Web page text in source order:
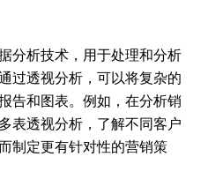
分析技术，用于处理和分析
过透视分析，可以将复杂的
告和图表。例如，在分析销
表透视分析，了解不同客户
制定更有针对性的营销策